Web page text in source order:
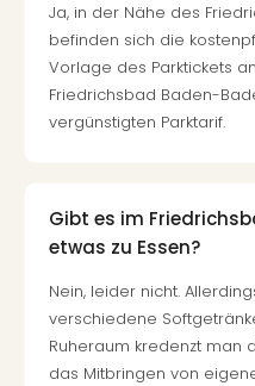
Ja, in der Nähe des
befinden sich die
Vorlage des Parktickets
Friedrichsbad Baden-
vergünstigten Parktarif.
Gibt es im
etwas zu Essen?
Nein, leider nicht.
verschiedene
Ruheraum kredenzt man
das Mitbringen von